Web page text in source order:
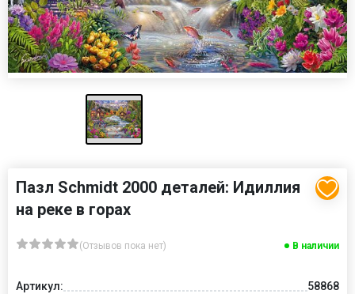
Пазл Schmidt 2000 деталей: Идиллия
на реке в горах
(Отзывов пока нет) В наличии
Артикул:
58868